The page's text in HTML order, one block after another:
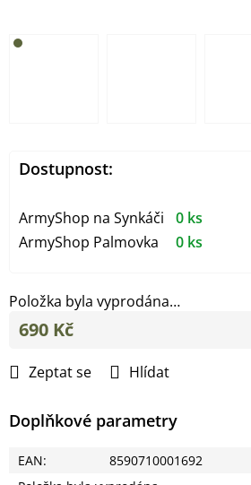
Položka byla vyprodána…
Zeptat se Hlídat
Doplňkové parametry
EAN:
8590710001692
690 Kč
cena:
Dostupnost:
ArmyShop na Synkáči
0 ks
ArmyShop Palmovka
0 ks